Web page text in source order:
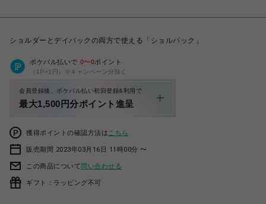
ショルダーとデイパックの両方で使える「ショルパック」
ポケパル払いで 0〜0ポイント
（1P=1円）※キャンペーン分除く
会員登録後、ポケパル払い初回登録&利用で
最大1,500円分ポイント進呈
獲得ポイントの確認方法は こちら
販売期間 2023年03月16日 11時00分 〜
この商品について問い合わせる
ギフト：ラッピング不可